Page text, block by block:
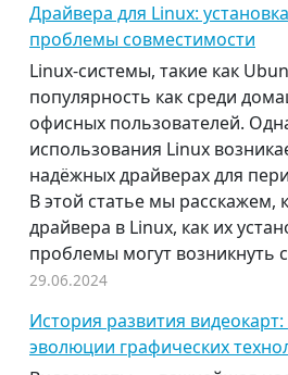
Драйвера для Linux:
проблемы совместимости
Linux-системы, такие как
популярность как среди
офисных пользователей.
использования Linux
надёжных драйверах для
В этой статье мы расскажем,
драйвера в Linux, как их
проблемы могут возникнуть
29.06.2024
История развития
эволюции графических